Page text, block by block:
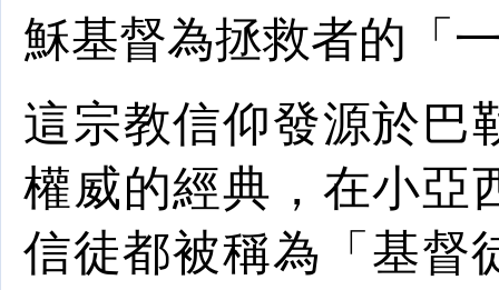
穌基督為拯救者的「
這宗教信仰發源於 巴
權威的經典 ，在小
信徒都被稱為「 基督